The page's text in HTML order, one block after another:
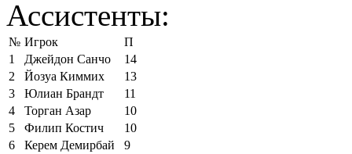
Ассистенты:
№ Игрок
П
1
Джейдон Санчо
14
2
Йозуа Киммих
13
3
Юлиан Брандт
11
4
Торган Азар
10
5
Филип Костич
10
6
Керем Демирбай
9